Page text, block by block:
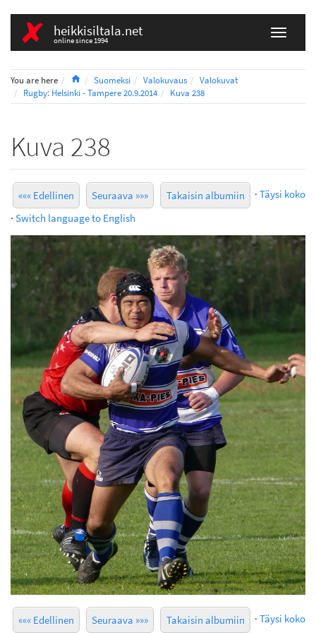
heikkisiltala.net
online since 1994
You are here HomeSuomeksi Valokuvaus
Valokuvat
Rugby: Helsinki - Tampere 20.9.2014
Kuva 238
Kuva 238
««« Edellinen Seuraava »»» Takaisin albumiin · Täysi koko
· Switch language to English
««« Edellinen Seuraava »»» Takaisin albumiin · Täysi koko